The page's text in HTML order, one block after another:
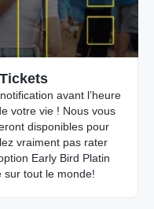
avant l’heure
votre vie ! Nous vous
disponibles pour
vraiment pas rater
Early Bird Platin
sur tout le monde!